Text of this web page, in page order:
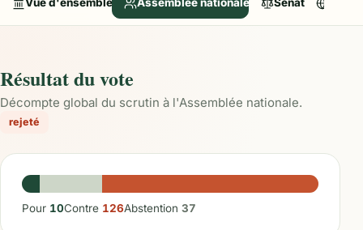
Résultat du vote
Décompte global du scrutin à l'Assemblée nationale.
rejeté
Pour 10Contre 126Abstention 37